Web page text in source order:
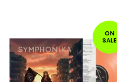
ON
SALE